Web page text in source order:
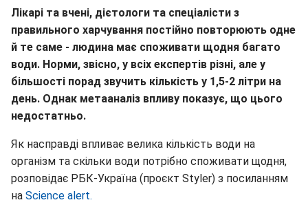
Лікарі та вчені, дієтологи та спеціалісти з
правильного харчування постійно повторюють одне
й те саме - людина має споживати щодня багато
води. Норми, звісно, у всіх експертів різні, але у
більшості порад звучить кількість у 1,5-2 літри на
день. Однак метааналіз впливу показує, що цього
недостатньо.
Як насправді впливає велика кількість води на
організм та скільки води потрібно споживати щодня,
розповідає РБК-Україна (проєкт Styler) з посиланням
на Science alert.